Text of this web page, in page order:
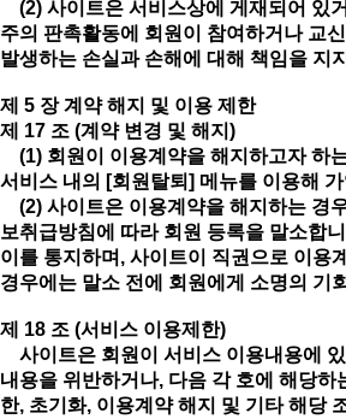
(2) 사이트은 서비스상에 게재되어 있
주의 판촉활동에 회원이 참여하거나 교
발생하는 손실과 손해에 대해 책임을 지
제 5 장 계약 해지 및 이용 제한
제 17 조 (계약 변경 및 해지)
(1) 회원이 이용계약을 해지하고자 하
서비스 내의 [회원탈퇴] 메뉴를 이용해
(2) 사이트은 이용계약을 해지하는 경
보취급방침에 따라 회원 등록을 말소합
이를 통지하며, 사이트이 직권으로 이용
경우에는 말소 전에 회원에게 소명의 기
제 18 조 (서비스 이용제한)
사이트은 회원이 서비스 이용내용에
내용을 위반하거나, 다음 각 호에 해당하
한, 초기화, 이용계약 해지 및 기타 해당